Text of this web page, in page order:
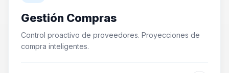
Gestión Compras
Control proactivo de proveedores. Proyecciones de
compra inteligentes.